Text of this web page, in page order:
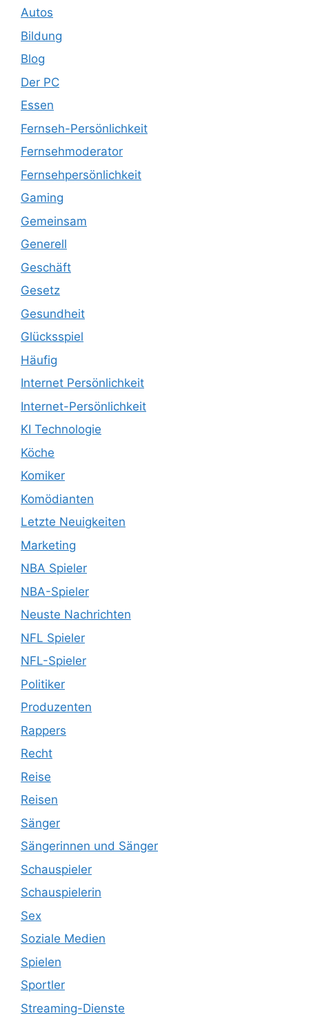
Autos
Bildung
Blog
Der PC
Essen
Fernseh-Persönlichkeit
Fernsehmoderator
Fernsehpersönlichkeit
Gaming
Gemeinsam
Generell
Geschäft
Gesetz
Gesundheit
Glücksspiel
Häufig
Internet Persönlichkeit
Internet-Persönlichkeit
KI Technologie
Köche
Komiker
Komödianten
Letzte Neuigkeiten
Marketing
NBA Spieler
NBA-Spieler
Neuste Nachrichten
NFL Spieler
NFL-Spieler
Politiker
Produzenten
Rappers
Recht
Reise
Reisen
Sänger
Sängerinnen und Sänger
Schauspieler
Schauspielerin
Sex
Soziale Medien
Spielen
Sportler
Streaming-Dienste